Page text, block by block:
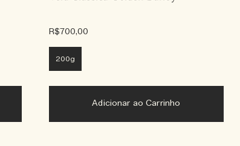
R$700,00
200g
Adicionar ao Carrinho